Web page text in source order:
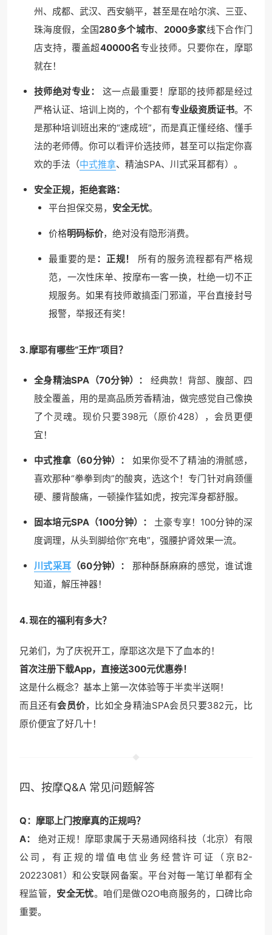
州、成都、武汉、西安躺平，甚至是在哈尔滨、三亚、
珠海度假，全国280多个城市、 2000多家线下合作门
店支持，覆盖超40000名专业技师。只要你在，摩耶
就在！
技师绝对专业：
这一点最重要！摩耶的技师都是经过
严格认证、培训上岗的，个个都有专业级资质证书。不
是那种培训班出来的“速成班”，而是真正懂经络、懂手
法的老师傅。你可以看评价选技师，甚至可以指定你喜
欢的手法（中式推拿、精油SPA、川式采耳都有）。
安全正规，拒绝套路：
平台担保交易， 安全无忧。
价格明码标价，绝对没有隐形消费。
最重要的是：正规！
所有的服务流程都有严格规
范，一次性床单、按摩布一客一换，杜绝一切不正
规服务。如果有技师敢搞歪门邪道，平台直接封号
报警，举报还有奖！
3. 摩耶有哪些“王炸”项目？
全身精油SPA（70分钟）：
经典款！背部、腹部、四
肢全覆盖，用的是高品质芳香精油，做完感觉自己像换
了个灵魂。现价只要398元（原价428），会员更便
宜！
中式推拿（60分钟）：
如果你受不了精油的滑腻感，
喜欢那种“拳拳到肉”的酸爽，选这个！专门针对肩颈僵
硬、腰背酸痛，一顿操作猛如虎，按完浑身都舒服。
固本培元SPA（100分钟）：
土豪专享！100分钟的深
度调理，从头到脚给你“充电”，强腰护肾效果一流。
川式采耳 （60分钟）：
那种酥酥麻麻的感觉，谁试谁
知道，解压神器！
4. 现在的福利有多大？
兄弟们，为了庆祝开工，摩耶这次是下了血本的！
首次注册下载App，直接送300元优惠券！
这是什么概念？基本上第一次体验等于半卖半送啊！
而且还有会员价，比如全身精油SPA会员只要382元，比
原价便宜了好几十！
四、按摩Q&A 常见问题解答
Q：摩耶上门按摩真的正规吗？
A：
绝对正规！摩耶隶属于天易通网络科技（北京）有限
公司，有正规的增值电信业务经营许可证（京B2-
20223081）和公安联网备案。平台对每一笔订单都有全
程监管， 安全无忧。咱们是做O2O电商服务的，口碑比命
重要。